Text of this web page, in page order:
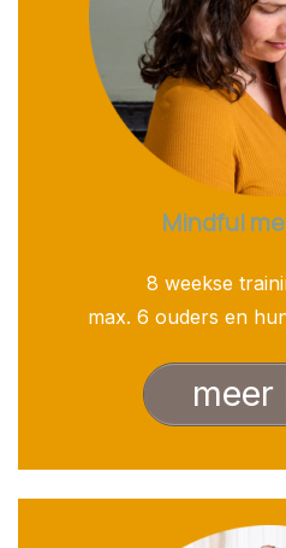
Mindful
8 weekse
max. 6 ouders en
meer